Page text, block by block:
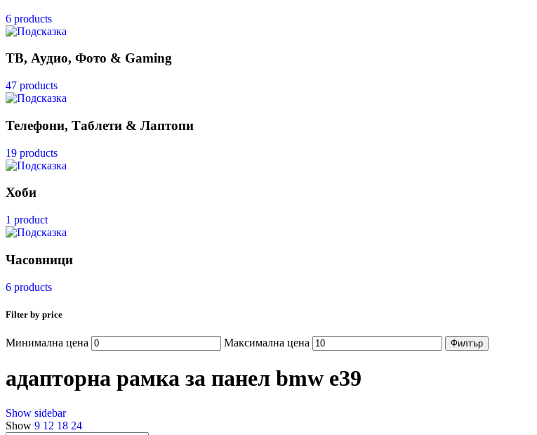
6 products
ТВ, Аудио, Фото & Gaming
47 products
Телефони, Таблети & Лаптопи
19 products
Хоби
1 product
Часовници
6 products
Filter by price
Минимална цена Максимална цена Филтър
адапторна рамка за панел bmw e39
Show sidebar
Show 9 12 18 24